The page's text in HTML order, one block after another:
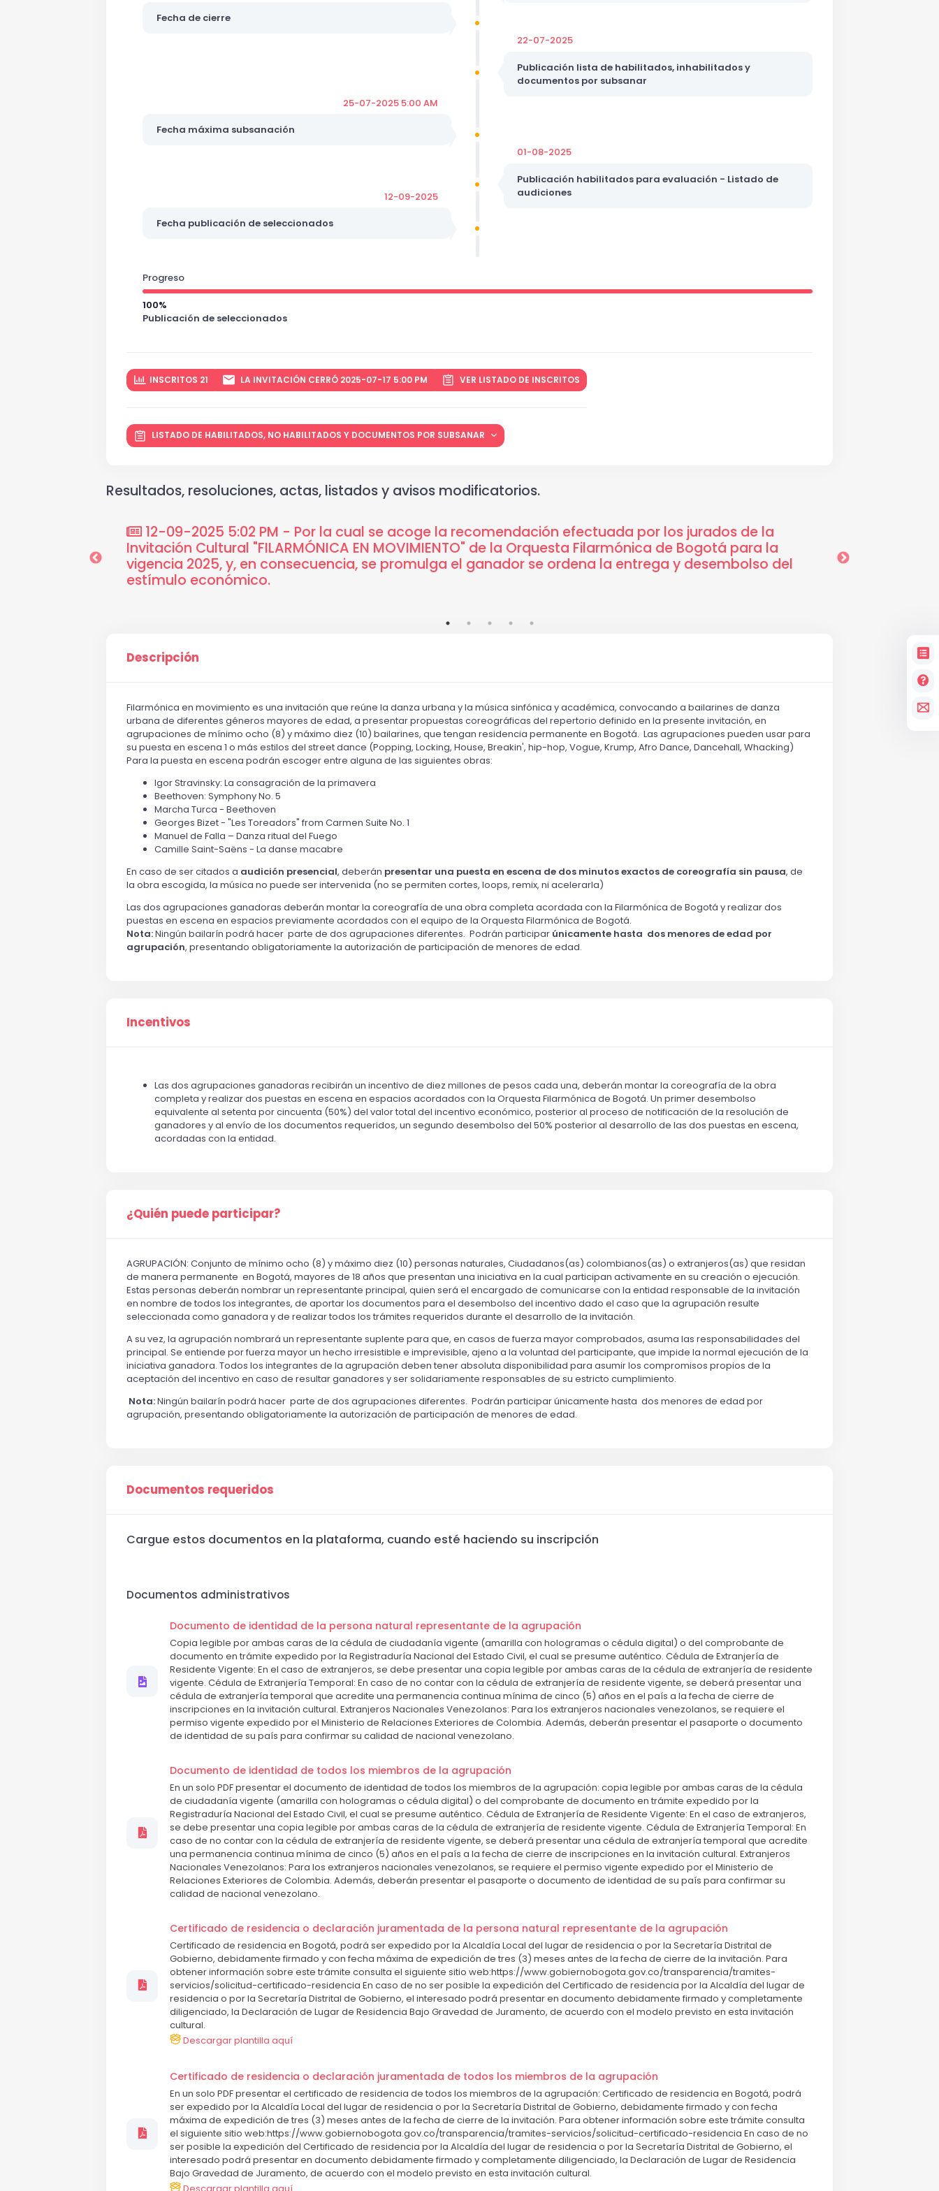
Fecha de cierre
22-07-2025
Publicación lista de habilitados, inhabilitados y
documentos por subsanar
25-07-2025 5:00 AM
Fecha máxima subsanación
01-08-2025
Publicación habilitados para evaluación - Listado de
audiciones
12-09-2025
Fecha publicación de seleccionados
Progreso
100%
Publicación de seleccionados
INSCRITOS 21 LA INVITACIÓN CERRÓ 2025-07-17 5:00 PM VER LISTADO DE INSCRITOS
LISTADO DE HABILITADOS, NO HABILITADOS Y DOCUMENTOS POR SUBSANAR
Resultados, resoluciones, actas, listados y avisos modificatorios.
mecanismos
12-09-2025 5:02 PM - Por la cual se acoge la recomendación efectuada por los jurados de la
Invitación Cultural "FILARMÓNICA EN MOVIMIENTO" de la Orquesta Filarmónica de Bogotá para la
vigencia 2025, y, en consecuencia, se promulga el ganador se ordena la entrega y desembolso del
estímulo económico.
Designación y
Filarmónica
Descripción
Filarmónica en movimiento es una invitación que reúne la danza urbana y la música sinfónica y académica, convocando a bailarines de danza
urbana de diferentes géneros mayores de edad, a presentar propuestas coreográficas del repertorio definido en la presente invitación, en
agrupaciones de mínimo ocho (8) y máximo diez (10) bailarines, que tengan residencia permanente en Bogotá. Las agrupaciones pueden usar para
su puesta en escena 1 o más estilos del street dance (Popping, Locking, House, Breakin', hip-hop, Vogue, Krump, Afro Dance, Dancehall, Whacking)
Para la puesta en escena podrán escoger entre alguna de las siguientes obras:
Igor Stravinsky: La consagración de la primavera
Beethoven: Symphony No. 5
Marcha Turca - Beethoven
Georges Bizet - "Les Toreadors" from Carmen Suite No. 1
Manuel de Falla – Danza ritual del Fuego
Camille Saint-Saëns - La danse macabre
En caso de ser citados a audición presencial, deberán presentar una puesta en escena de dos minutos exactos de coreografía sin pausa, de
la obra escogida, la música no puede ser intervenida (no se permiten cortes, loops, remix, ni acelerarla)
Las dos agrupaciones ganadoras deberán montar la coreografía de una obra completa acordada con la Filarmónica de Bogotá y realizar dos
puestas en escena en espacios previamente acordados con el equipo de la Orquesta Filarmónica de Bogotá.
Nota:Ningún bailarín podrá hacer parte de dos agrupaciones diferentes. Podrán participar únicamente hasta dos menores de edad por
agrupación, presentando obligatoriamente la autorización de participación de menores de edad.
Incentivos
Las dos agrupaciones ganadoras recibirán un incentivo de diez millones de pesos cada una, deberán montar la coreografía de la obra
completa y realizar dos puestas en escena en espacios acordados con la Orquesta Filarmónica de Bogotá. Un primer desembolso
equivalente al setenta por cincuenta (50%) del valor total del incentivo económico, posterior al proceso de notificación de la resolución de
ganadores y al envío de los documentos requeridos, un segundo desembolso del 50% posterior al desarrollo de las dos puestas en escena,
acordadas con la entidad.
¿Quién puede participar?
AGRUPACIÓN: Conjunto de mínimo ocho (8) y máximo diez (10) personas naturales, Ciudadanos(as) colombianos(as) o extranjeros(as) que residan
de manera permanente en Bogotá, mayores de 18 años que presentan una iniciativa en la cual participan activamente en su creación o ejecución.
Estas personas deberán nombrar un representante principal, quien será el encargado de comunicarse con la entidad responsable de la invitación
en nombre de todos los integrantes, de aportar los documentos para el desembolso del incentivo dado el caso que la agrupación resulte
seleccionada como ganadora y de realizar todos los trámites requeridos durante el desarrollo de la invitación.
A su vez, la agrupación nombrará un representante suplente para que, en casos de fuerza mayor comprobados, asuma las responsabilidades del
principal. Se entiende por fuerza mayor un hecho irresistible e imprevisible, ajeno a la voluntad del participante, que impide la normal ejecución de la
iniciativa ganadora. Todos los integrantes de la agrupación deben tener absoluta disponibilidad para asumir los compromisos propios de la
aceptación del incentivo en caso de resultar ganadores y ser solidariamente responsables de su estricto cumplimiento.
Nota:Ningún bailarín podrá hacer parte de dos agrupaciones diferentes. Podrán participar únicamente hasta dos menores de edad por
agrupación, presentando obligatoriamente la autorización de participación de menores de edad.
Documentos requeridos
Cargue estos documentos en la plataforma, cuando esté haciendo su inscripción
Documentos administrativos
Documento de identidad de la persona natural representante de la agrupación
Copia legible por ambas caras de la cédula de ciudadanía vigente (amarilla con hologramas o cédula digital) o del comprobante de
documento en trámite expedido por la Registraduría Nacional del Estado Civil, el cual se presume auténtico. Cédula de Extranjería de
Residente Vigente: En el caso de extranjeros, se debe presentar una copia legible por ambas caras de la cédula de extranjería de residente
vigente. Cédula de Extranjería Temporal: En caso de no contar con la cédula de extranjería de residente vigente, se deberá presentar una
cédula de extranjería temporal que acredite una permanencia continua mínima de cinco (5) años en el país a la fecha de cierre de
inscripciones en la invitación cultural. Extranjeros Nacionales Venezolanos: Para los extranjeros nacionales venezolanos, se requiere el
permiso vigente expedido por el Ministerio de Relaciones Exteriores de Colombia. Además, deberán presentar el pasaporte o documento
de identidad de su país para confirmar su calidad de nacional venezolano.
Documento de identidad de todos los miembros de la agrupación
En un solo PDF presentar el documento de identidad de todos los miembros de la agrupación: copia legible por ambas caras de la cédula
de ciudadanía vigente (amarilla con hologramas o cédula digital) o del comprobante de documento en trámite expedido por la
Registraduría Nacional del Estado Civil, el cual se presume auténtico. Cédula de Extranjería de Residente Vigente: En el caso de extranjeros,
se debe presentar una copia legible por ambas caras de la cédula de extranjería de residente vigente. Cédula de Extranjería Temporal: En
caso de no contar con la cédula de extranjería de residente vigente, se deberá presentar una cédula de extranjería temporal que acredite
una permanencia continua mínima de cinco (5) años en el país a la fecha de cierre de inscripciones en la invitación cultural. Extranjeros
Nacionales Venezolanos: Para los extranjeros nacionales venezolanos, se requiere el permiso vigente expedido por el Ministerio de
Relaciones Exteriores de Colombia. Además, deberán presentar el pasaporte o documento de identidad de su país para confirmar su
calidad de nacional venezolano.
Certificado de residencia o declaración juramentada de la persona natural representante de la agrupación
Certificado de residencia en Bogotá, podrá ser expedido por la Alcaldía Local del lugar de residencia o por la Secretaría Distrital de
Gobierno, debidamente firmado y con fecha máxima de expedición de tres (3) meses antes de la fecha de cierre de la invitación. Para
obtener información sobre este trámite consulta el siguiente sitio web:https://www.gobiernobogota.gov.co/transparencia/tramites-
servicios/solicitud-certificado-residencia En caso de no ser posible la expedición del Certificado de residencia por la Alcaldía del lugar de
residencia o por la Secretaría Distrital de Gobierno, el interesado podrá presentar en documento debidamente firmado y completamente
diligenciado, la Declaración de Lugar de Residencia Bajo Gravedad de Juramento, de acuerdo con el modelo previsto en esta invitación
cultural.
Descargar plantilla aquí
Certificado de residencia o declaración juramentada de todos los miembros de la agrupación
En un solo PDF presentar el certificado de residencia de todos los miembros de la agrupación: Certificado de residencia en Bogotá, podrá
ser expedido por la Alcaldía Local del lugar de residencia o por la Secretaría Distrital de Gobierno, debidamente firmado y con fecha
máxima de expedición de tres (3) meses antes de la fecha de cierre de la invitación. Para obtener información sobre este trámite consulta
el siguiente sitio web:https://www.gobiernobogota.gov.co/transparencia/tramites-servicios/solicitud-certificado-residencia En caso de no
ser posible la expedición del Certificado de residencia por la Alcaldía del lugar de residencia o por la Secretaría Distrital de Gobierno, el
interesado podrá presentar en documento debidamente firmado y completamente diligenciado, la Declaración de Lugar de Residencia
Bajo Gravedad de Juramento, de acuerdo con el modelo previsto en esta invitación cultural.